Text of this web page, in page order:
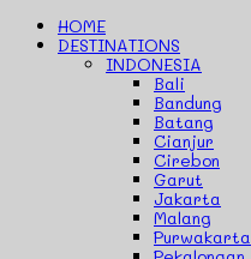
HOME
DESTINATIONS
INDONESIA
Bali
Bandung
Batang
Cianjur
Cirebon
Garut
Jakarta
Malang
Purwakarta